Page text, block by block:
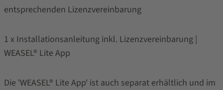
entsprechenden Lizenzvereinbarung
1 x Installationsanleitung inkl. Lizenzvereinbarung |
WEASEL® Lite App
Die 'WEASEL® Lite App' ist auch separat erhältlich und im